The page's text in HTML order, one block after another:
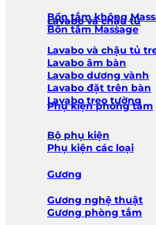
Bồn tắm không
Bồn tắm Massage
Lavabo và chậu tủ
Lavabo và chậu tủ
Lavabo âm bàn
Lavabo dương vành
Lavabo đặt trên bàn
Lavabo treo tường
Phụ kiện phòng tắm
Bộ phụ kiện
Phụ kiện các loại
Gương
Gương nghệ thuật
Gương phòng tắm